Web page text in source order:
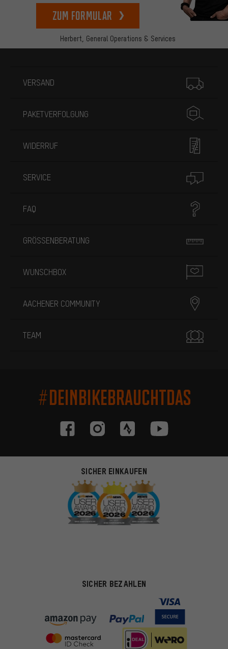
Herbert, General Operations & Services
zum Formular
VERSAND
PAKETVERFOLGUNG
WIDERRUF
SERVICE
FAQ
GRÖSSENBERATUNG
WUNSCHBOX
AACHENER COMMUNITY
TEAM
#DEINBIKEBRAUCHTDAS
SICHER EINKAUFEN
SICHER BEZAHLEN